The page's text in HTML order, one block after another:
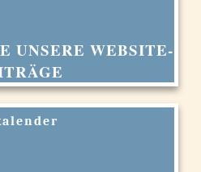
UNSERE WEBSITE-